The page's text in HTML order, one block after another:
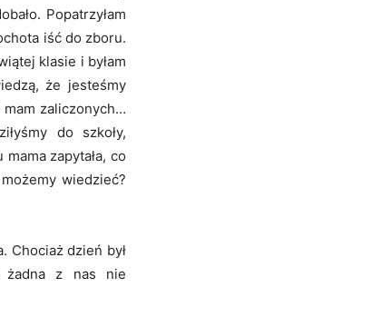
Popatrzyłam
iść do zboru.
klasie i byłam
że jesteśmy
zaliczonych…
do szkoły,
zapytała, co
wiedzieć?
Chociaż dzień był
żadna z nas nie